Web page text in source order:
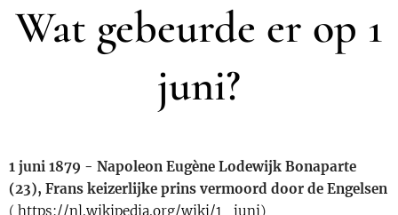
Wat gebeurde er op 1
juni?
1 juni 1879 - Napoleon Eugène Lodewijk Bonaparte
(23), Frans keizerlijke prins vermoord door de Engelsen
( https://nl.wikipedia.org/wiki/1_juni)